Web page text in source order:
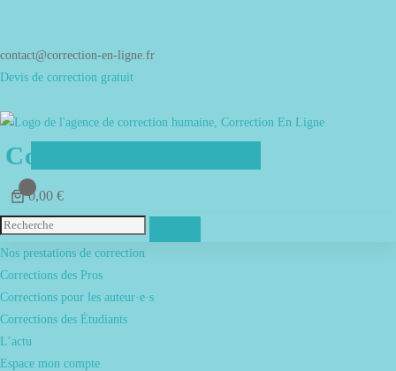
contenu
contact@correction-en-ligne.fr
Devis de correction gratuit
Correction En Ligne
0,00 €
Menu
Nos prestations de correction
Corrections des Pros
Corrections pour les auteur·e·s
Corrections des Étudiants
L’actu
Espace mon compte